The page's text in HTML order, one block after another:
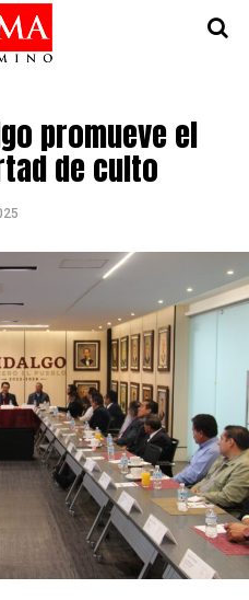
promueve el
de culto